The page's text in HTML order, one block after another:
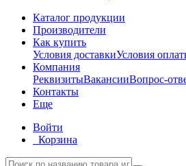
Каталог продукции
Производители
Как купить
Условия доставкиУсловия
Компания
РеквизитыВакансииВопрос-
Контакты
Еще
Войти
Корзина